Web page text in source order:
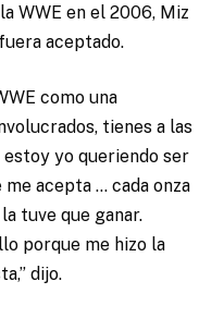
WWE en el 2006, Miz
aceptado.
como una
tienes a las
yo queriendo ser
acepta … cada onza
tuve que ganar.
porque me hizo la
dijo.